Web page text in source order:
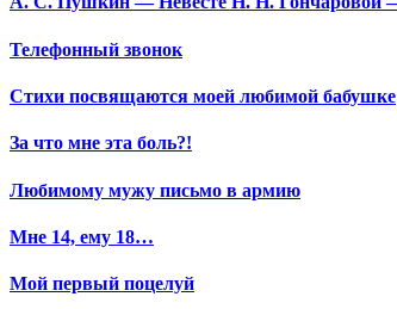
Телефонный звонок
Стихи посвящаются моей любимой бабушке
За что мне эта боль?!
Любимому мужу письмо в армию
Мне 14, ему 18…
Мой первый поцелуй